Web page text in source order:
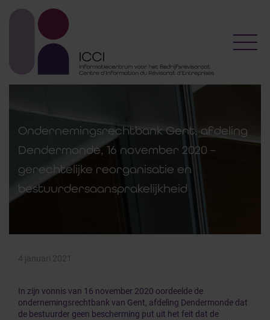
Ondernemingsrechtbank Gent, afdeling
Dendermonde, 16 november 2020 –
gerechtelijke reorganisatie en
bestuurdersaansprakelijkheid
4 januari 2021
In zijn vonnis van 16 november 2020 oordeelde de
ondernemingsrechtbank van Gent, afdeling Dendermonde dat
de bestuurder geen bescherming put uit het feit dat de